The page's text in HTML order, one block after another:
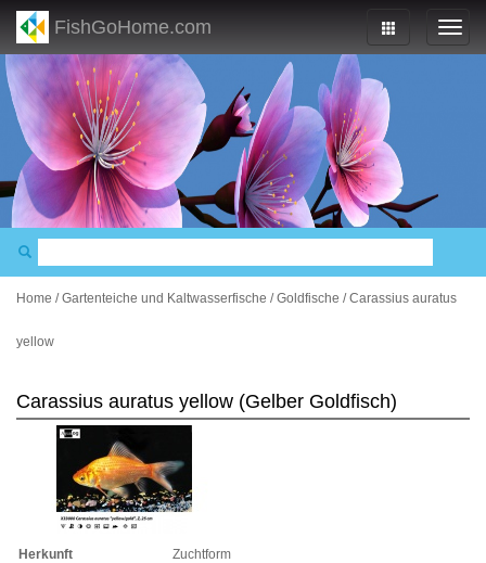
FishGoHome.com
Home /Gartenteiche und Kaltwasserfische /Goldfische /Carassius auratus
yellow
Carassius auratus yellow (Gelber Goldfisch)
Herkunft
Zuchtform